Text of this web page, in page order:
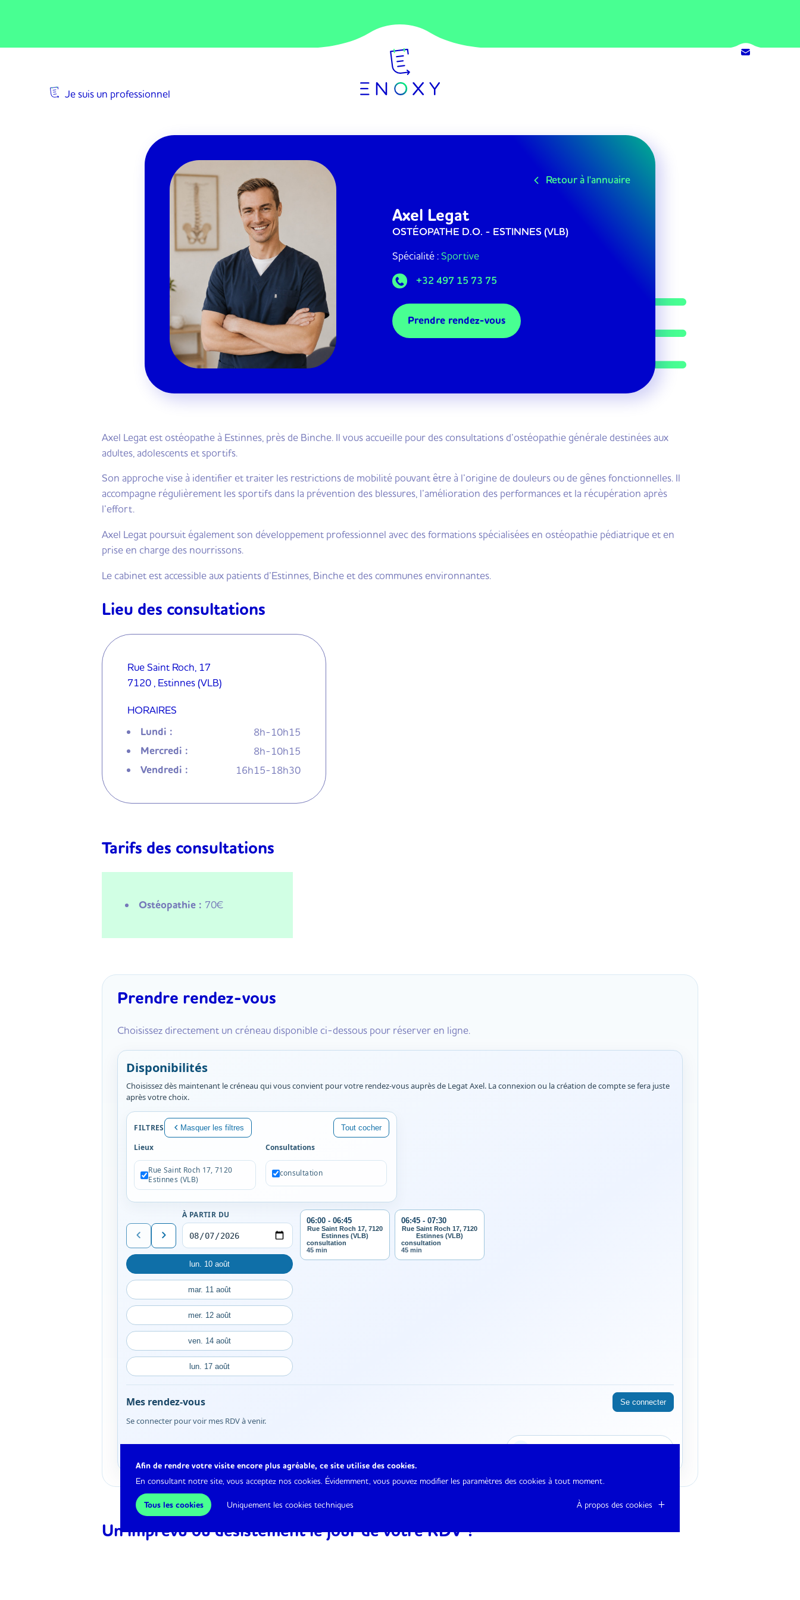
Je suis un professionnel
Retour à l'annuaire
Axel Legat
OSTÉOPATHE D.O. - ESTINNES (VLB)
Spécialité :Sportive
+32 497 15 73 75
Prendre rendez-vous
Axel Legat est ostéopathe à Estinnes, près de Binche. Il vous accueille pour des consultations d’ostéopathie générale destinées aux
adultes, adolescents et sportifs.
Son approche vise à identifier et traiter les restrictions de mobilité pouvant être à l’origine de douleurs ou de gênes fonctionnelles. Il
accompagne régulièrement les sportifs dans la prévention des blessures, l’amélioration des performances et la récupération après
l’effort.
Axel Legat poursuit également son développement professionnel avec des formations spécialisées en ostéopathie pédiatrique et en
prise en charge des nourrissons.
Le cabinet est accessible aux patients d’Estinnes, Binche et des communes environnantes.
Lieu des consultations
Rue Saint Roch, 17
7120 , Estinnes (VLB)
HORAIRES
Lundi : 8h-10h15
Mercredi : 8h-10h15
Vendredi : 16h15-18h30
Tarifs des consultations
Ostéopathie : 70€
Prendre rendez-vous
Choisissez directement un créneau disponible ci-dessous pour réserver en ligne.
Un imprévu ou désistement le jour de votre RDV ?
Afin de rendre votre visite encore plus agréable, ce site utilise des cookies.
En consultant notre site, vous acceptez nos cookies. Évidemment, vous pouvez modifier les paramètres des cookies à tout moment.
Tous les cookies Uniquement les cookies techniques À propos des cookies